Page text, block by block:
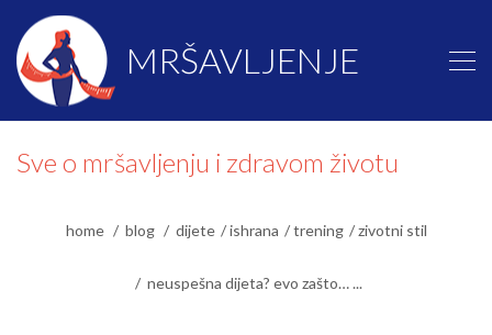
MRŠAVLJENJE
Sve o mršavljenju i zdravom životu
home blog dijete ishrana trening zivotni stil
neuspešna dijeta? evo zašto… ...